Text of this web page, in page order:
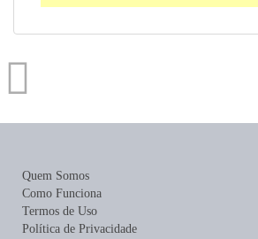
Quem Somos
Como Funciona
Termos de Uso
Política de Privacidade